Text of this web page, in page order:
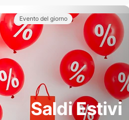
Evento del giorno
Saldi Estivi